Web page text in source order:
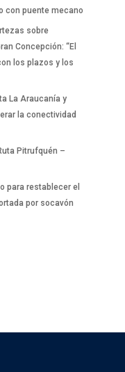
con puente mecano
sobre
Concepción: “El
los plazos y los
La Araucanía y
la conectividad
Pitrufquén –
para restablecer el
por socavón